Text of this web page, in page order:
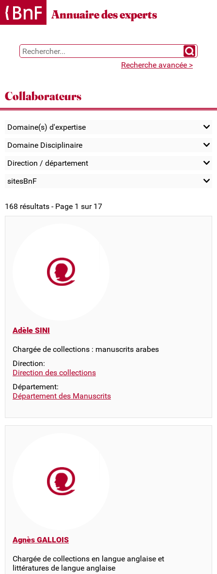
Gestion des cookies
Annuaire des experts
Chercher
Recherche avancée >
Collaborateurs
Domaine(s) d'expertise
Domaine Disciplinaire
Direction / département
sitesBnF
168 résultats - Page 1 sur 17
Adèle SINI
Chargée de collections : manuscrits arabes
Direction:
Direction des collections
Département:
Département des Manuscrits
Agnès GALLOIS
Chargée de collections en langue anglaise et
littératures de langue anglaise